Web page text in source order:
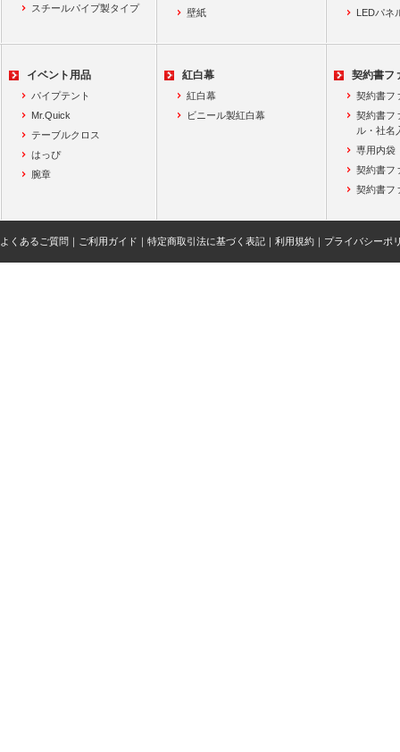
スチールパイプ製タイプ
壁紙
LEDパネ
イベント用品
パイプテント
Mr.Quick
テーブルクロス
はっぴ
腕章
紅白幕
紅白幕
ビニール製紅白幕
契約書フ
契約書フ
契約書フ
ル・社名
専用内袋
契約書フ
契約書フ
よくあるご質問 ご利用ガイド 特定商取引法に基づく表記 利用規約 プライバシーポ